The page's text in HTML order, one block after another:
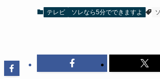
テレビ ソレなら5分でできますよ